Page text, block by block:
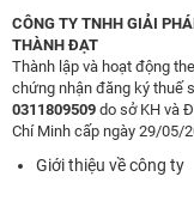
CÔNG TY TNHH GIẢI
THÀNH ĐẠT
Thành lập và hoạt động
chứng nhận đăng ký thuế
0311809509 do sở KH và
Chí Minh cấp ngày 29/05/
Giới thiệu về công ty